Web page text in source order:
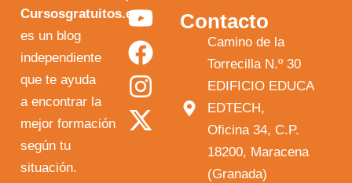
Cursosgratuitos.es
es un blog
independiente
que te ayuda
a encontrar la
mejor formación
según tu
situación.
Y
o
u
t
u
F
a
c
e
b
I
n
s
t
a
X
-
t
w
i
Contacto
Camino de la
Torrecilla N.º 30
EDIFICIO EDUCA
EDTECH,
Oficina 34, C.P.
18200, Maracena
(Granada)